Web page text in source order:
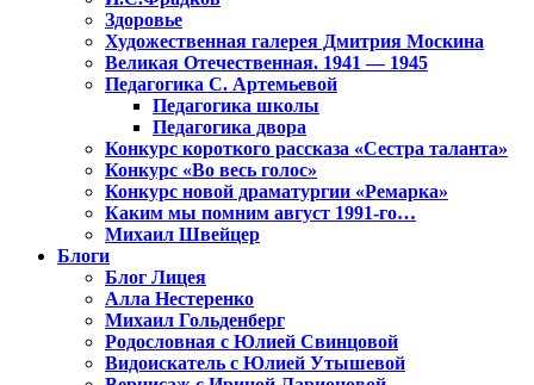
Здоровье
Художественная галерея Дмитрия Москина
Великая Отечественная. 1941 — 1945
Педагогика С. Артемьевой
Педагогика школы
Педагогика двора
Конкурс короткого рассказа «Сестра таланта»
Конкурс «Во весь голос»
Конкурс новой драматургии «Ремарка»
Каким мы помним август 1991-го…
Михаил Швейцер
Блоги
Блог Лицея
Алла Нестеренко
Михаил Гольденберг
Родословная с Юлией Свинцовой
Видоискатель с Юлией Утышевой